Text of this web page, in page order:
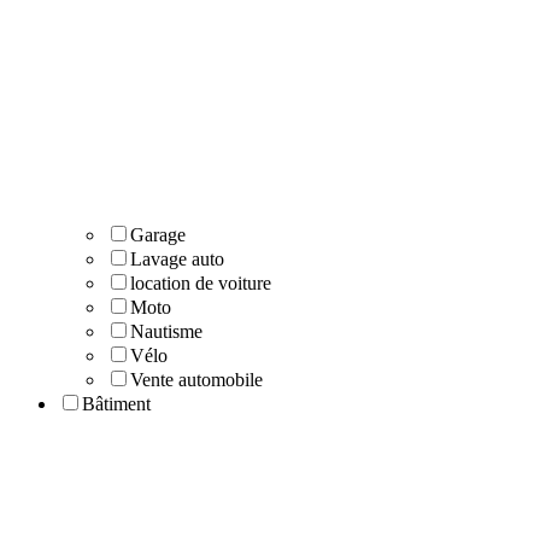
Garage
Lavage auto
location de voiture
Moto
Nautisme
Vélo
Vente automobile
Bâtiment